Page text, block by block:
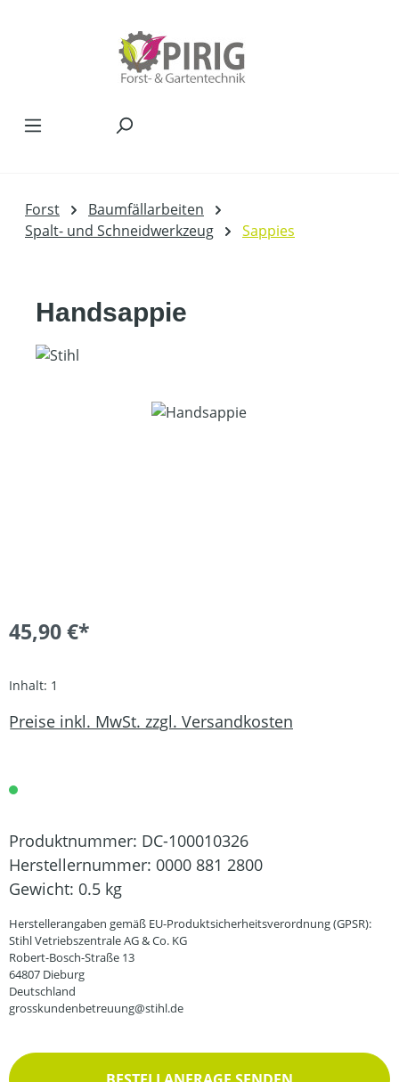
Forst
Baumfällarbeiten
Spalt- und Schneidwerkzeug
Sappies
Handsappie
Bildergalerie überspringen
45,90 €*
Inhalt: 1
Preise inkl. MwSt. zzgl. Versandkosten
Produktnummer: DC-100010326
Herstellernummer: 0000 881 2800
Gewicht: 0.5 kg
Herstellerangaben gemäß EU-Produktsicherheitsverordnung (GPSR):
Stihl Vetriebszentrale AG & Co. KG
Robert-Bosch-Straße 13
64807 Dieburg
Deutschland
grosskundenbetreuung@stihl.de